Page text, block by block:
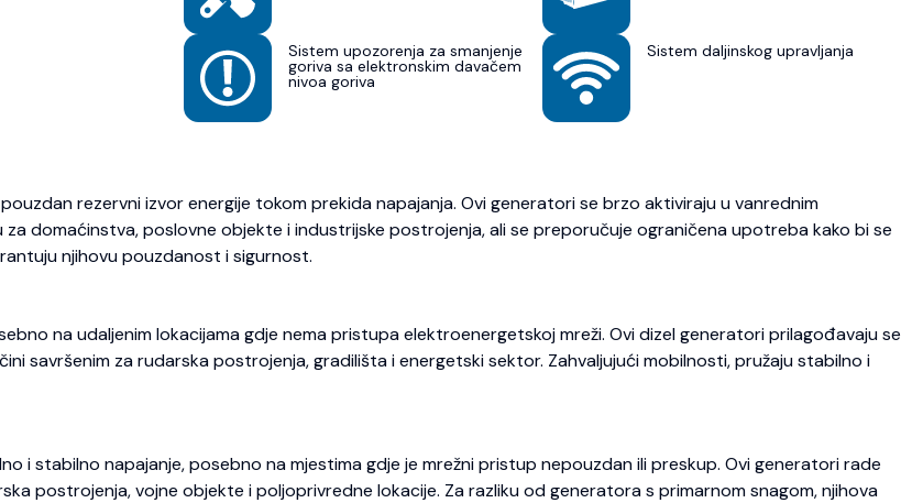
Sistem upozorenja za smanjenje
goriva sa elektronskim davačem
nivoa goriva
Sistem daljinskog upravljanja
rezervni izvor energije tokom prekida napajanja. Ovi generatori se brzo aktiviraju u vanrednim
domaćinstva, poslovne objekte i industrijske postrojenja, ali se preporučuje ograničena upotreba kako bi se
njihovu pouzdanost i sigurnost.
na udaljenim lokacijama gdje nema pristupa elektroenergetskoj mreži. Ovi dizel generatori prilagođavaju se
savršenim za rudarska postrojenja, gradilišta i energetski sektor. Zahvaljujući mobilnosti, pružaju stabilno i
i stabilno napajanje, posebno na mjestima gdje je mrežni pristup nepouzdan ili preskup. Ovi generatori rade
postrojenja, vojne objekte i poljoprivredne lokacije. Za razliku od generatora s primarnom snagom, njihova